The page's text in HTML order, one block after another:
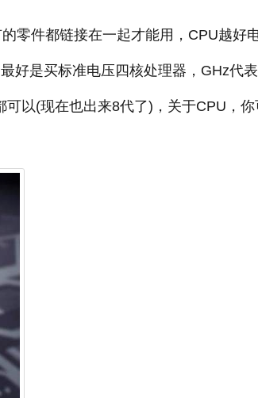
零件都链接在一起才能用，CPU越好
好是买标准电压四核处理器，GHz代
以(现在也出来8代了)，关于CPU，你